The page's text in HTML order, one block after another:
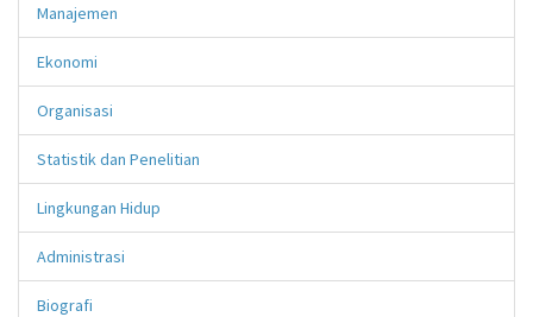
Manajemen
Ekonomi
Organisasi
Statistik dan Penelitian
Lingkungan Hidup
Administrasi
Biografi